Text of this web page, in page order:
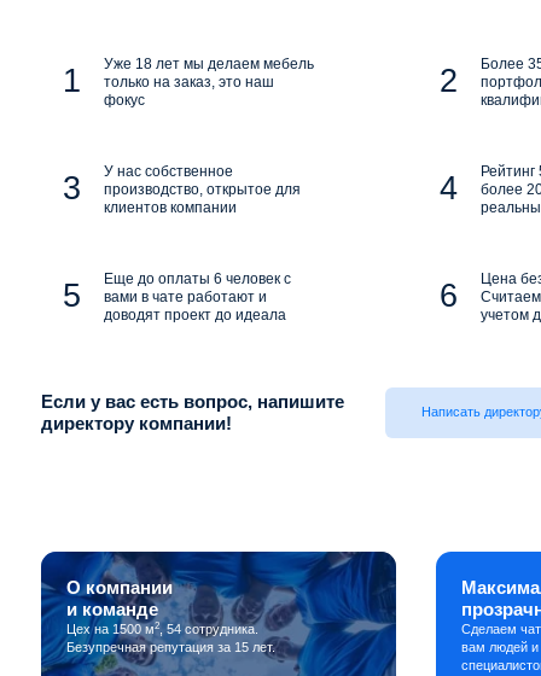
Уже 18 лет мы делаем мебель
только на заказ, это наш
фокус
Более
У нас собственное
производство, открытое для
клиентов компании
Рейтинг
более
Еще до оплаты 6 человек с
вами в чате работают и
доводят проект до идеала
Цена
Считаем
учетом
Если у вас есть вопрос, напишите
директору компании!
Написать
О компании
и команде
Цех на 1500 м2, 54 сотрудника.
Безупречная репутация за 15 лет.
Сделаем
вам людей